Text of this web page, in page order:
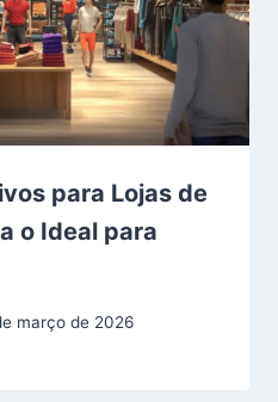
para Lojas de
o Ideal para
março de 2026